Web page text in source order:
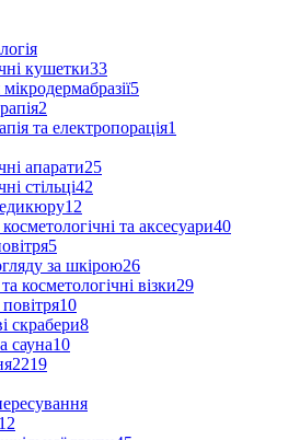
кушетки33
5
2
та електропорація1
апарати25
стільці42
12
та аксесуари40
5
за шкірою26
косметологічні візки29
10
скрабери8
сауна10
2219